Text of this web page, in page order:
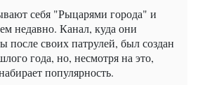
себя "Рыцарями города" и
недавно. Канал, куда они
после своих патрулей, был создан
года, но, несмотря на это,
популярность.